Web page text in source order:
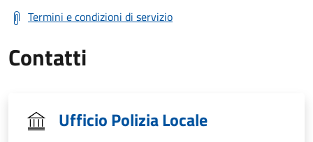
Termini e condizioni di servizio
Contatti
Ufficio Polizia Locale